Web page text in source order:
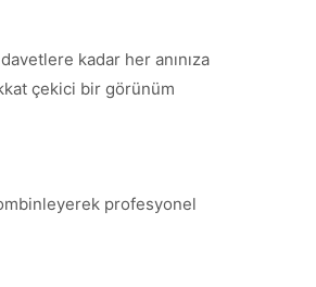
kadar her anınıza
çekici bir görünüm
profesyonel